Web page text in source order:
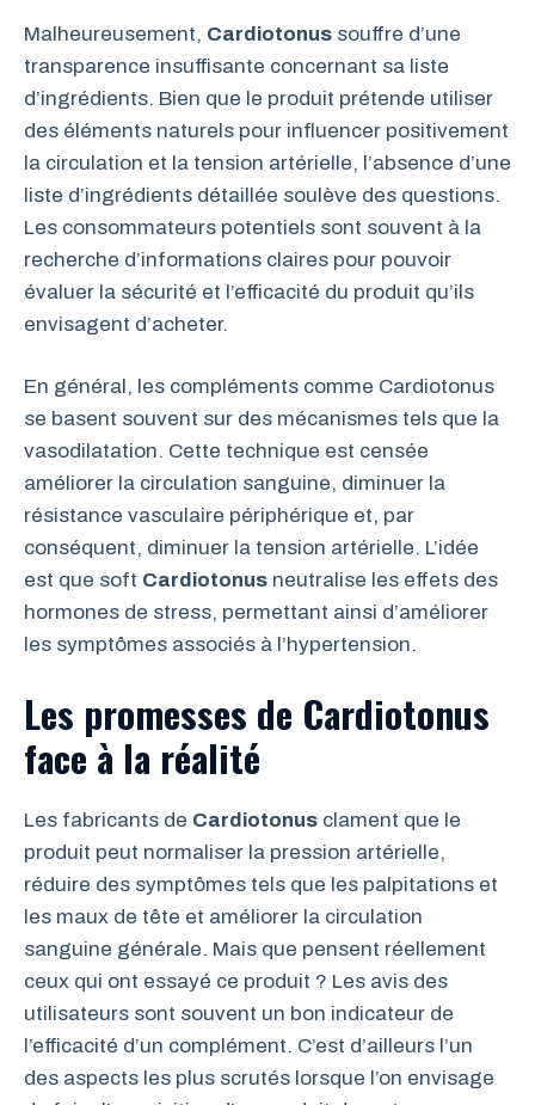
Malheureusement, Cardiotonus souffre d’une
transparence insuffisante concernant sa liste
d’ingrédients. Bien que le produit prétende utiliser
des éléments naturels pour influencer positivement
la circulation et la tension artérielle, l’absence d’une
liste d’ingrédients détaillée soulève des questions.
Les consommateurs potentiels sont souvent à la
recherche d’informations claires pour pouvoir
évaluer la sécurité et l’efficacité du produit qu’ils
envisagent d’acheter.
En général, les compléments comme Cardiotonus
se basent souvent sur des mécanismes tels que la
vasodilatation. Cette technique est censée
améliorer la circulation sanguine, diminuer la
résistance vasculaire périphérique et, par
conséquent, diminuer la tension artérielle. L’idée
est que soft Cardiotonus neutralise les effets des
hormones de stress, permettant ainsi d’améliorer
les symptômes associés à l’hypertension.
Les promesses de Cardiotonus
face à la réalité
Les fabricants de Cardiotonus clament que le
produit peut normaliser la pression artérielle,
réduire des symptômes tels que les palpitations et
les maux de tête et améliorer la circulation
sanguine générale. Mais que pensent réellement
ceux qui ont essayé ce produit ? Les avis des
utilisateurs sont souvent un bon indicateur de
l’efficacité d’un complément. C’est d’ailleurs l’un
des aspects les plus scrutés lorsque l’on envisage